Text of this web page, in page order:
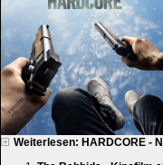
Weiterlesen: HARDCORE -